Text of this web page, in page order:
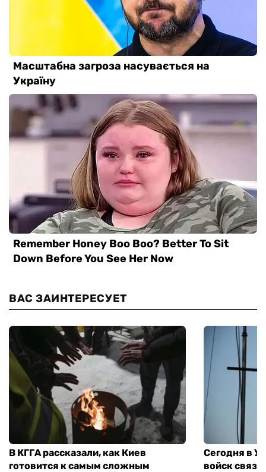
ВАС ЗАИНТЕРЕСУЕТ
В КГГА рассказали, как Киев
готовится к самым сложным
Сегодня в
войск